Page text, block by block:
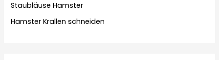
Staubläuse Hamster
Hamster Krallen schneiden